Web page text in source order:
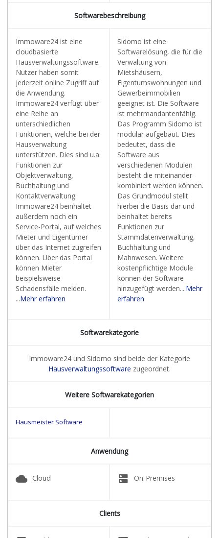
Softwarebeschreibung
Immoware24 ist eine
cloudbasierte
Hausverwaltungssoftware.
Nutzer haben somit
jederzeit online Zugriff auf
die Anwendung.
Immoware24 verfügt über
eine Reihe an
unterschiedlichen
Funktionen, welche bei der
Hausverwaltung
unterstützen. Dies sind u.a.
Funktionen zur
Objektverwaltung,
Buchhaltung und
Kontaktverwaltung.
Immoware24 beinhaltet
außerdem noch ein
Service-Portal, auf welches
Mieter und Eigentümer
über das Internet zugreifen
können. Über das Portal
können Mieter
beispielsweise
Schadensfälle melden.
...Mehr erfahren
Sidomo ist eine
Softwarelösung, die für die
Verwaltung von
Mietshäusern,
Eigentumswohnungen und
Gewerbeimmobilien
geeignet ist. Die Software
ist mehrmandantenfähig.
Das Programm Sidomo ist
modular aufgebaut. Dies
bedeutet, dass die
Software aus
verschiedenen Modulen
besteht die miteinander
kombiniert werden können.
Das Grundmodul stellt
hierbei die Basis dar und
beinhaltet bereits
Funktionen zur
Stammdatenverwaltung,
Buchhaltung und
Mahnwesen. Weitere
kostenpflichtige Module
können der Software
hinzugefügt werden....Mehr
erfahren
Softwarekategorie
Immoware24 und Sidomo sind beide der Kategorie
Hausverwaltungssoftware zugeordnet.
Weitere Softwarekategorien
Hausmeister Software
Anwendung
cloud Cloud dns On-Premises
Clients